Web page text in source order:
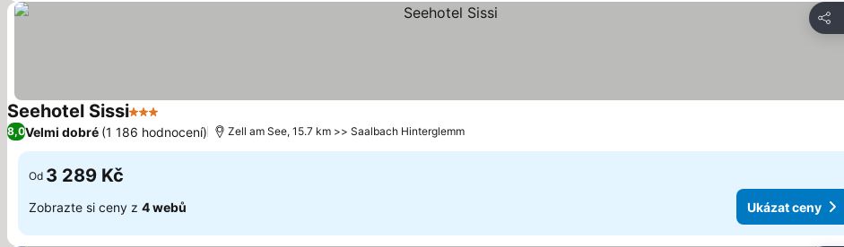
Sdílet
Seehotel Sissi3 Počet hvězdiček
Ukázat ceny
8,0Velmi dobré (1 186 hodnocení) Zell am See, 15.7 km >> Saalbach Hinterglemm
Od 3 289 Kč
Zobrazte si ceny z 4 webů Ukázat ceny